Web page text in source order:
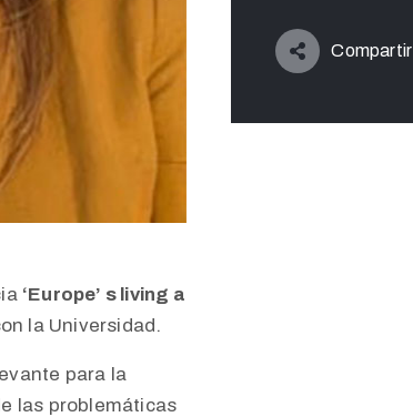
‘Europe’ s living a
la Universidad.
para la
las problemáticas
Compartir